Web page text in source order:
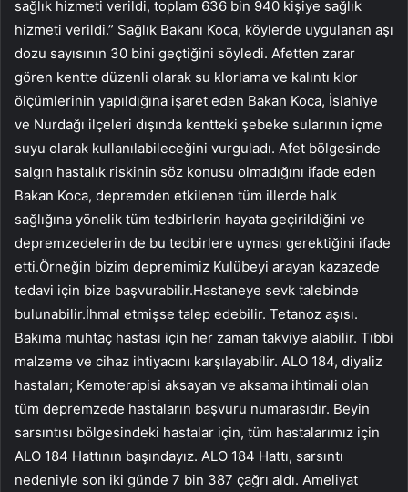
sağlık hizmeti verildi, toplam 636 bin 940 kişiye sağlık
hizmeti verildi.” Sağlık Bakanı Koca, köylerde uygulanan aşı
dozu sayısının 30 bini geçtiğini söyledi. Afetten zarar
gören kentte düzenli olarak su klorlama ve kalıntı klor
ölçümlerinin yapıldığına işaret eden Bakan Koca, İslahiye
ve Nurdağı ilçeleri dışında kentteki şebeke sularının içme
suyu olarak kullanılabileceğini vurguladı. Afet bölgesinde
salgın hastalık riskinin söz konusu olmadığını ifade eden
Bakan Koca, depremden etkilenen tüm illerde halk
sağlığına yönelik tüm tedbirlerin hayata geçirildiğini ve
depremzedelerin de bu tedbirlere uyması gerektiğini ifade
etti.Örneğin bizim depremimiz Kulübeyi arayan kazazede
tedavi için bize başvurabilir.Hastaneye sevk talebinde
bulunabilir.İhmal etmişse talep edebilir. Tetanoz aşısı.
Bakıma muhtaç hastası için her zaman takviye alabilir. Tıbbi
malzeme ve cihaz ihtiyacını karşılayabilir. ALO 184, diyaliz
hastaları; Kemoterapisi aksayan ve aksama ihtimali olan
tüm depremzede hastaların başvuru numarasıdır. Beyin
sarsıntısı bölgesindeki hastalar için, tüm hastalarımız için
ALO 184 Hattının başındayız. ALO 184 Hattı, sarsıntı
nedeniyle son iki günde 7 bin 387 çağrı aldı. Ameliyat